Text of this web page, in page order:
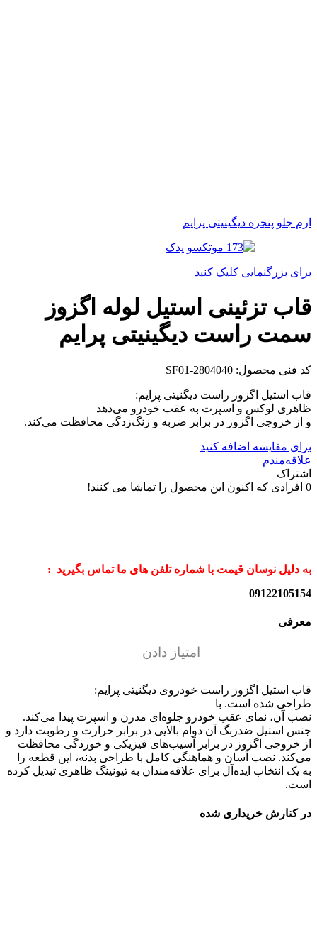
ارم جلو پنجره دیگینیتی پرایم
برای بزرگنمایی کلیک کنید
قاب تزئینی استیل لوله اگزوز
سمت راست دیگینیتی پرایم
کد فنی محصول: SF01-2804040
قاب استیل اگزوز راست دیگنیتی پرایم:
ظاهری لوکس و اسپرت به عقب خودرو می‌دهد
و از خروجی اگزوز در برابر ضربه و زنگ‌زدگی محافظت می‌کند.
برای مقایسه اضافه کنید
علاقه‌مندم
اشتراک
0 افرادی که اکنون این محصول را تماشا می کنند!
به دلیل نوسان قیمت با شماره تلفن های ما تماس بگیرید :
09122105154
معرفی
امتیاز دادن
قاب استیل اگزوز راست خودروی دیگنیتی پرایم:
طراحی شده است. با
نصب آن، نمای عقب خودرو جلوه‌ای مدرن و اسپرت پیدا می‌کند.
جنس استیل ضدزنگ آن دوام بالایی در برابر حرارت و رطوبت دارد و
از خروجی اگزوز در برابر آسیب‌های فیزیکی و خوردگی محافظت
می‌کند. نصب آسان و هماهنگی کامل با طراحی بدنه، این قطعه را
به یک انتخاب ایده‌آل برای علاقه‌مندان به تیونینگ ظاهری تبدیل کرده
است.
در کنارش خریداری شده